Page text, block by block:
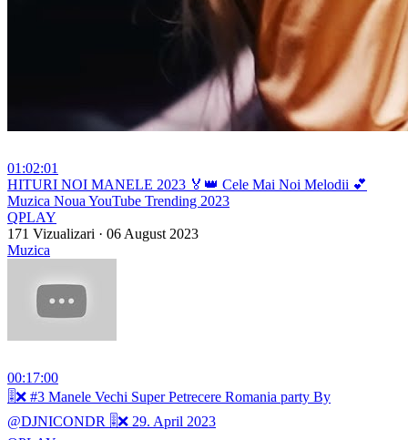
01:02:01
⁣HITURI NOI MANELE 2023 🏅👑 Cele Mai Noi Melodii 💕
Muzica Noua YouTube Trending 2023
QPLAY
171 Vizualizari · 06 August 2023
Muzica
00:17:00
⁣🎚️❌ #3 Manele Vechi Super Petrecere Romania party By
@DJNICONDR 🎚️❌ 29. April 2023